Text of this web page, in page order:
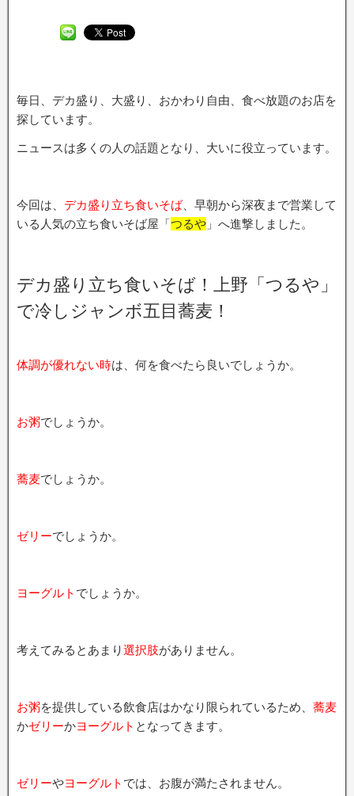
毎日、デカ盛り、大盛り、おかわり自由、食べ放題のお店を
探しています。
ニュースは多くの人の話題となり、大いに役立っています。
今回は、 デカ盛り立ち食いそば、早朝から深夜まで営業して
いる人気の立ち食いそば屋「つるや 」へ進撃しました。
デカ盛り立ち食いそば！上野「つるや」
で冷しジャンボ五目蕎麦！
体調が優れない時は、何を食べたら良いでしょうか。
お粥でしょうか。
蕎麦でしょうか。
ゼリーでしょうか。
ヨーグルト でしょうか。
考えてみるとあまり選択肢がありません。
お粥を提供している飲食店はかなり限られているため、 蕎麦
かゼリーかヨーグルト となってきます。
ゼリーやヨーグルト では、お腹が満たされません。